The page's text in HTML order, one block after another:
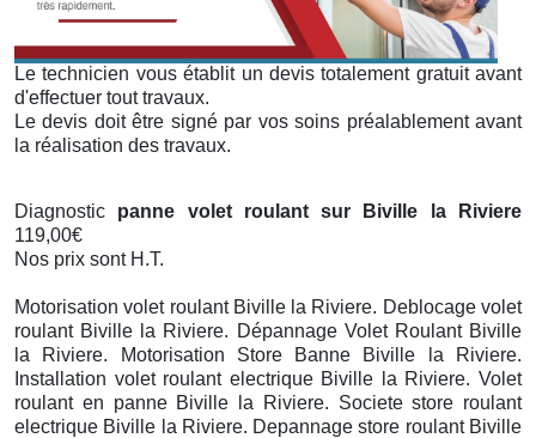
Le technicien vous établit un devis totalement gratuit avant
d'effectuer tout travaux.
Le devis doit être signé par vos soins préalablement avant
la réalisation des travaux.
Diagnostic panne volet roulant sur Biville la Riviere
119,00€
Nos prix sont H.T.
Motorisation volet roulant Biville la Riviere. Deblocage volet
roulant Biville la Riviere. Dépannage Volet Roulant Biville
la Riviere. Motorisation Store Banne Biville la Riviere.
Installation volet roulant electrique Biville la Riviere. Volet
roulant en panne Biville la Riviere. Societe store roulant
electrique Biville la Riviere. Depannage store roulant Biville